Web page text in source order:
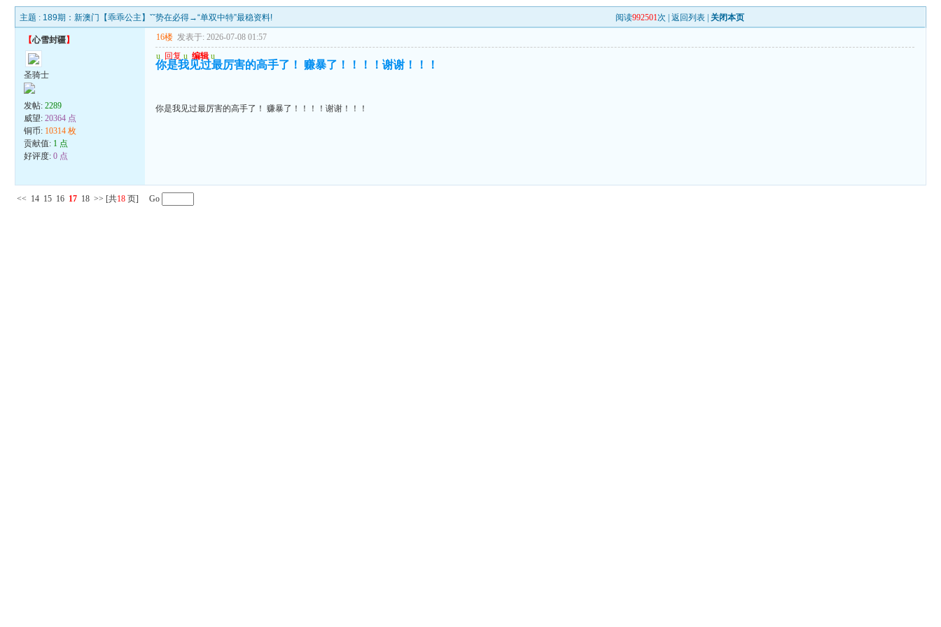
主题 : 189期：新澳门【乖乖公主】ˇˇ势在必得→“单双中特”最稳资料! 阅读992501次 |返回列表 关闭本页
【心雪封疆】
圣骑士
发帖:2289
威望:20364 点
铜币: 10314 枚
贡献值: 1 点
好评度:0 点
16楼 发表于: 2026-07-08 01:57
u 回复 u 编辑 u
你是我见过最厉害的高手了！ 赚暴了！！！！谢谢！！！
你是我见过最厉害的高手了！ 赚暴了！！！！谢谢！！！
<< 14 15 16 17 18 >> [共18 页] Go